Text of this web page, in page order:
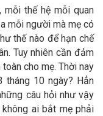
thế hệ mỗi quan
mỗi người mà mẹ có
thế nào để hạn chế
Tuy nhiên cần đảm
cho mẹ. Thời nay
tháng 10 ngày? Hẳn
câu hỏi như vậy
ai bắt mẹ phải